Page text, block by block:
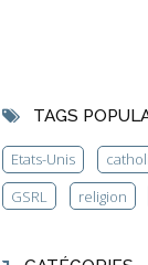
TAGS
Etats-Unis
GSRL
religion